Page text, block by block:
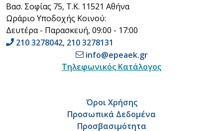
Βασ. Σοφίας 75, Τ.Κ. 11521 Αθήνα
Ωράριο Υποδοχής Κοινού:
Δευτέρα - Παρασκευή, 09:00 - 17:00
210 3278042, 210 3278131
info@epeaek.gr
Τηλεφωνικός Κατάλογος
Όροι Χρήσης
Προσωπικά Δεδομένα
Προσβασιμότητα